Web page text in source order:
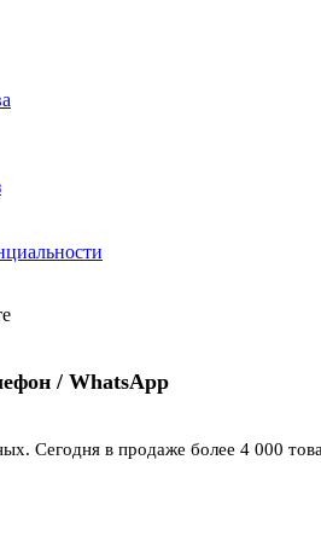
/ WhatsApp
Сегодня в продаже более 4 000